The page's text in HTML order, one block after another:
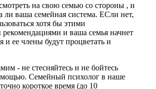
на свою семью со стороны , и
ли ваша семейная система. ЕСли нет,
хотя бы этими
и ваша семья начнет
и ее члены будут процветать и
- не стесняйтесь и не бойтесь
Семейный психолог в наше
короткое время (до 10